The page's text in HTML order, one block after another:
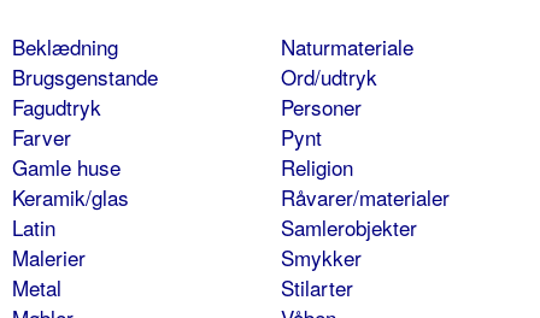
Beklædning
Brugsgenstande
Fagudtryk
Farver
Gamle huse
Keramik/glas
Latin
Malerier
Metal
Naturmateriale
Ord/udtryk
Personer
Pynt
Religion
Råvarer/materialer
Samlerobjekter
Smykker
Stilarter